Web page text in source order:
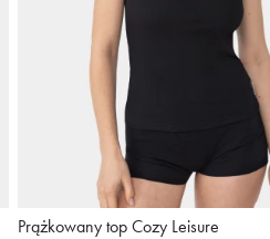
Prążkowany top Cozy Leisure